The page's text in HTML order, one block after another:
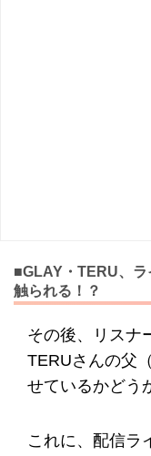
■GLAY・TERU、ラ
触られる！？
その後、リスナ
TERUさんの父
せているかどう
これに、配信ラ